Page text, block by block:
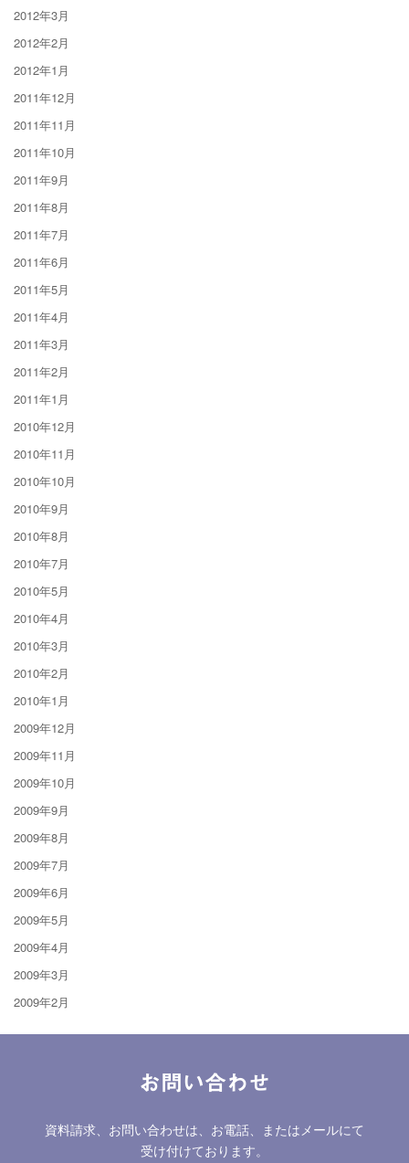
2012年3月
2012年2月
2012年1月
2011年12月
2011年11月
2011年10月
2011年9月
2011年8月
2011年7月
2011年6月
2011年5月
2011年4月
2011年3月
2011年2月
2011年1月
2010年12月
2010年11月
2010年10月
2010年9月
2010年8月
2010年7月
2010年5月
2010年4月
2010年3月
2010年2月
2010年1月
2009年12月
2009年11月
2009年10月
2009年9月
2009年8月
2009年7月
2009年6月
2009年5月
2009年4月
2009年3月
2009年2月
お問い合わせ
資料請求、お問い合わせは、お電話、またはメールにて
受け付けております。